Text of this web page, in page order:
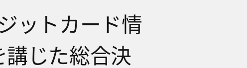
ットカード情
じた総合決